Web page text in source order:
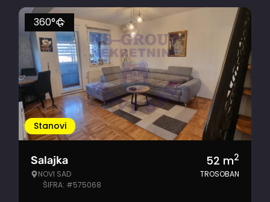
Stanovi
360°
Salajka
NOVI SAD
ŠIFRA: #575068
52 m2
TROSOBAN